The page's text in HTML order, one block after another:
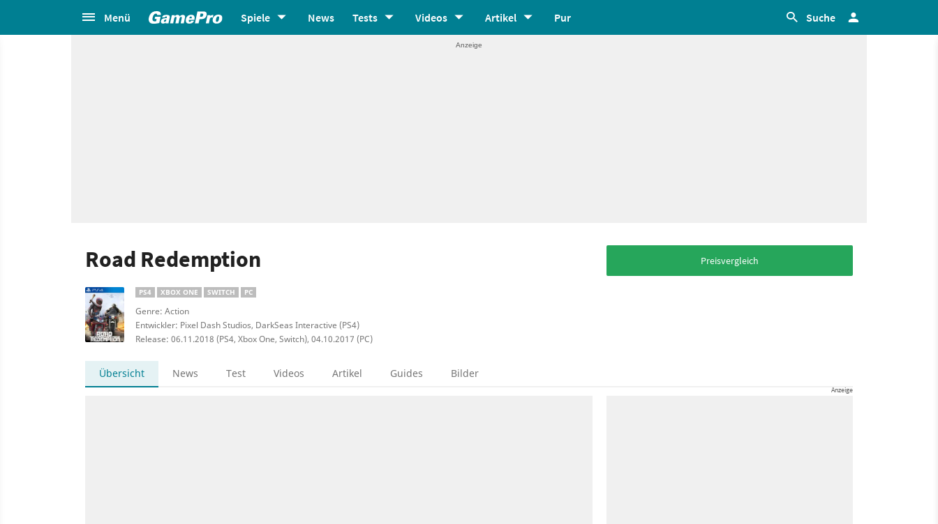
Menü Spiele News Tests Videos Artikel Pur Suche
Road Redemption
PS4 XBOX ONE SWITCH PC
Genre: Action
Entwickler: Pixel Dash Studios, DarkSeas Interactive (PS4)
Release: 06.11.2018 (PS4, Xbox One, Switch), 04.10.2017 (PC)
Preisvergleich
Übersicht News Test Videos Artikel Guides Bilder